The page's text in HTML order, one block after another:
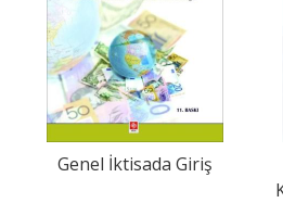
KOCAYUSUFPAŞAOĞLU/HATEMİ/
Borçlar Hukuku Genel Bölüm...
Filiz Kitabevi
1.250,00 1.187,50
Sepete Ekle
Genel İktisada Giriş